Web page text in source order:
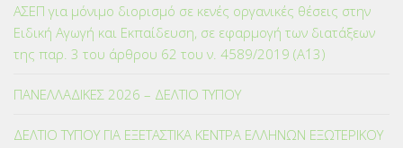
ΑΣΕΠ για μόνιμο διορισμό σε κενές οργανικές θέσεις στην
Ειδική Αγωγή και Εκπαίδευση, σε εφαρμογή των διατάξεων
της παρ. 3 του άρθρου 62 του ν. 4589/2019 (Α΄13)
ΠΑΝΕΛΛΑΔΙΚΕΣ 2026 – ΔΕΛΤΙΟ ΤΥΠΟΥ
ΔΕΛΤΙΟ ΤΥΠΟΥ ΓΙΑ ΕΞΕΤΑΣΤΙΚΑ ΚΕΝΤΡΑ ΕΛΛΗΝΩΝ ΕΞΩΤΕΡΙΚΟΥ